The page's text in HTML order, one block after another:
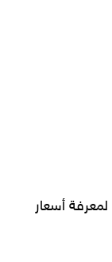
لمعرفة أسعار